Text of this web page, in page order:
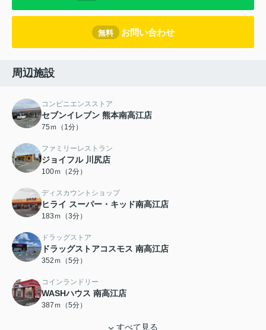
無料 お問い合わせ
周辺施設
コンビニエンスストア
セブンイレブン 熊本南高江店
75ｍ（1分）
ファミリーレストラン
ジョイフル 川尻店
100ｍ（2分）
ディスカウントショップ
ヒライ スーパー・キッド南高江店
183ｍ（3分）
ドラッグストア
ドラッグストアコスモス 南高江店
352ｍ（5分）
コインランドリー
WASHハウス 南高江店
387ｍ（5分）
すべて見る